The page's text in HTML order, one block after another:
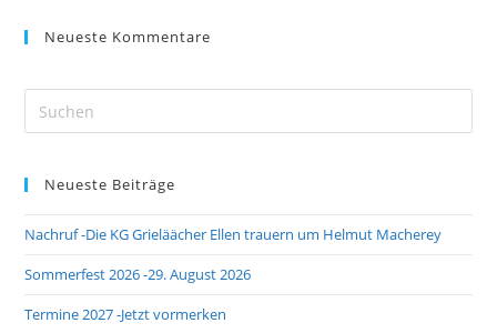
Neueste Kommentare
Neueste Beiträge
Nachruf -Die KG Grieläächer Ellen trauern um Helmut Macherey
Sommerfest 2026 -29. August 2026
Termine 2027 -Jetzt vormerken